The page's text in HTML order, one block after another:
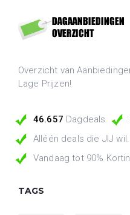
Overzicht van
Lage Prijzen!
46.657 Dagdeals.
Alléén deals die JIJ wil.
Vandaag tot 90%
TAGS